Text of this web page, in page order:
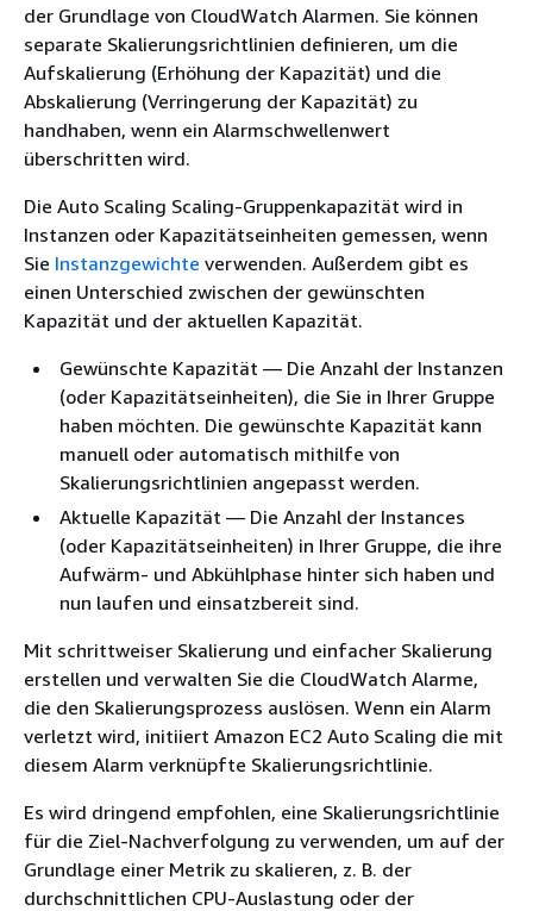
der Grundlage von CloudWatch Alarmen. Sie können
separate Skalierungsrichtlinien definieren, um die
Aufskalierung (Erhöhung der Kapazität) und die
Abskalierung (Verringerung der Kapazität) zu
handhaben, wenn ein Alarmschwellenwert
überschritten wird.
Die Auto Scaling Scaling-Gruppenkapazität wird in
Instanzen oder Kapazitätseinheiten gemessen, wenn
Sie Instanzgewichte verwenden. Außerdem gibt es
einen Unterschied zwischen der gewünschten
Kapazität und der aktuellen Kapazität.
Gewünschte Kapazität — Die Anzahl der Instanzen
(oder Kapazitätseinheiten), die Sie in Ihrer Gruppe
haben möchten. Die gewünschte Kapazität kann
manuell oder automatisch mithilfe von
Skalierungsrichtlinien angepasst werden.
Aktuelle Kapazität — Die Anzahl der Instances
(oder Kapazitätseinheiten) in Ihrer Gruppe, die ihre
Aufwärm- und Abkühlphase hinter sich haben und
nun laufen und einsatzbereit sind.
Mit schrittweiser Skalierung und einfacher Skalierung
erstellen und verwalten Sie die CloudWatch Alarme,
die den Skalierungsprozess auslösen. Wenn ein Alarm
verletzt wird, initiiert Amazon EC2 Auto Scaling die mit
diesem Alarm verknüpfte Skalierungsrichtlinie.
Es wird dringend empfohlen, eine Skalierungsrichtlinie
für die Ziel-Nachverfolgung zu verwenden, um auf der
Grundlage einer Metrik zu skalieren, z. B. der
durchschnittlichen CPU-Auslastung oder der